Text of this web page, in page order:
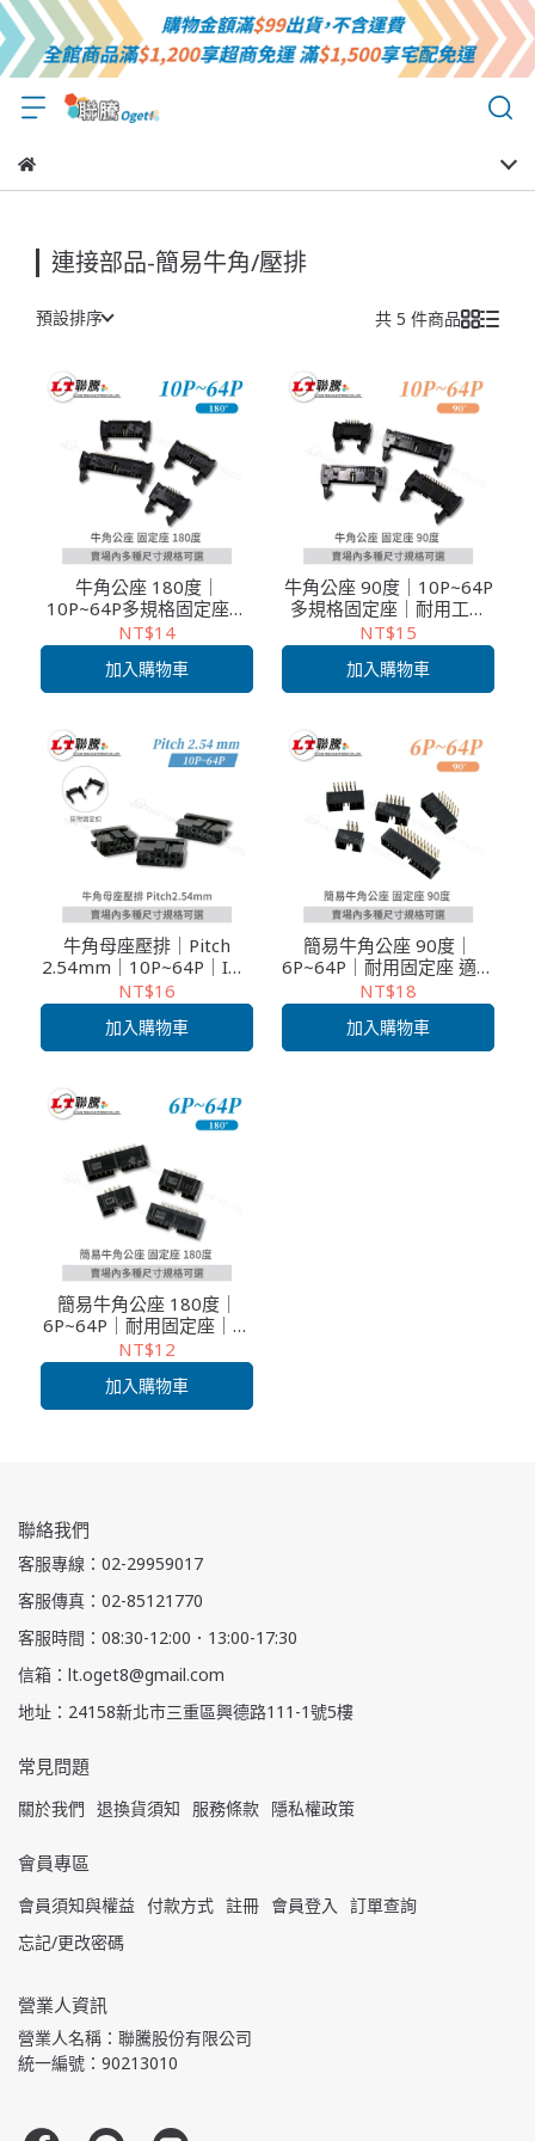
連接部品-簡易牛角/壓排
預設排序 共 5 件商品
牛角公座 180度｜
10P~64P多規格固定座｜
耐用工業電子連接器｜2入
裝
NT$14
加入購物車
牛角公座 90度｜10P~64P
多規格固定座｜耐用工業
電子連接器｜2入裝
NT$15
加入購物車
牛角母座壓排｜Pitch
2.54mm｜10P~64P｜IDC
排線連接器 工業·電子專用
｜多入裝
NT$16
加入購物車
簡易牛角公座 90度｜
6P~64P｜耐用固定座 適用
電子零件/工業安裝｜多入
裝
NT$18
加入購物車
簡易牛角公座 180度｜
6P~64P｜耐用固定座｜工
業電子安裝專用｜多入裝
NT$12
加入購物車
聯絡我們
客服專線：02-29959017
客服傳真：02-85121770
客服時間：08:30-12:00．13:00-17:30
信箱：lt.oget8@gmail.com
地址：24158新北市三重區興德路111-1號5樓
常見問題
關於我們 退換貨須知 服務條款 隱私權政策
會員專區
會員須知與權益 付款方式 註冊 會員登入
訂單查詢
忘記/更改密碼
營業人資訊
營業人名稱：聯騰股份有限公司
統一編號：90213010